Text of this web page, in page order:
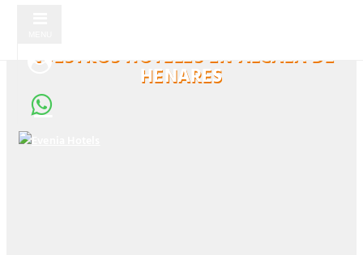
NUESTROS HOTELES EN ALCALÁ DE
HENARES